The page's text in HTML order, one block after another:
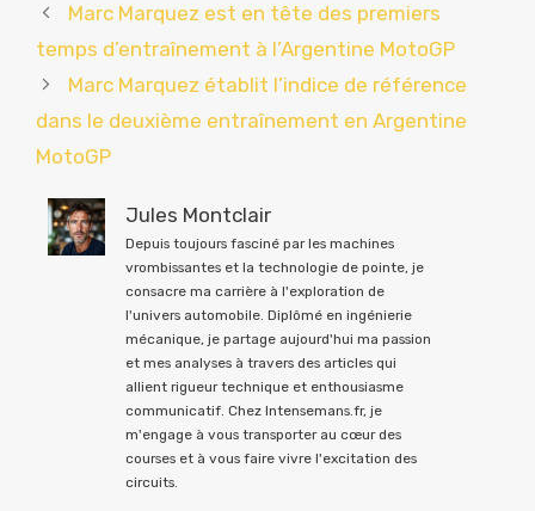
Marc Marquez est en tête des premiers
temps d’entraînement à l’Argentine MotoGP
Marc Marquez établit l’indice de référence
dans le deuxième entraînement en Argentine
MotoGP
Jules Montclair
Depuis toujours fasciné par les machines
vrombissantes et la technologie de pointe, je
consacre ma carrière à l'exploration de
l'univers automobile. Diplômé en ingénierie
mécanique, je partage aujourd'hui ma passion
et mes analyses à travers des articles qui
allient rigueur technique et enthousiasme
communicatif. Chez Intensemans.fr, je
m'engage à vous transporter au cœur des
courses et à vous faire vivre l'excitation des
circuits.